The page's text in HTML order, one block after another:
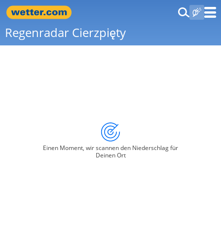
Regenradar Cierzpięty
Einen Moment, wir scannen den Niederschlag für
Deinen Ort